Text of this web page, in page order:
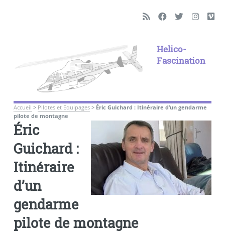
Helico-
Fascination
Accueil > Pilotes et Equipages> Éric Guichard : Itinéraire d’un gendarme
pilote de montagne
Éric
Guichard :
Itinéraire
d’un
gendarme
pilote de montagne